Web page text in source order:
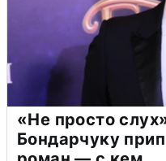
«Не просто
Бондарчуку